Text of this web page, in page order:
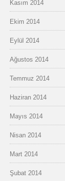
Kasım 2014
Ekim 2014
Eylül 2014
Ağustos 2014
Temmuz 2014
Haziran 2014
Mayıs 2014
Nisan 2014
Mart 2014
Şubat 2014